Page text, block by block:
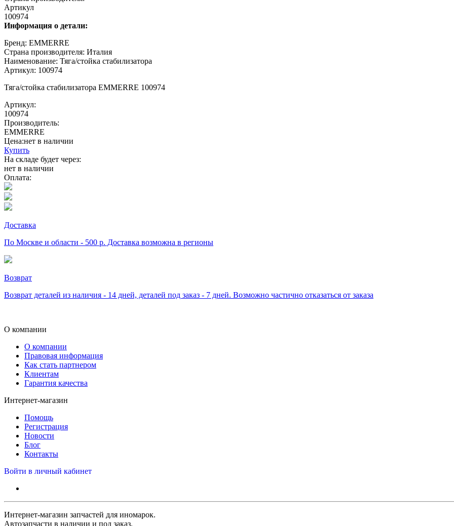
Артикул
100974
Информация о детали:
Бренд: EMMERRE
Страна производителя: Италия
Наименование: Тяга/стойка стабилизатора
Артикул: 100974
Тяга/стойка стабилизатора EMMERRE 100974
Артикул:
100974
Производитель:
EMMERRE
Цена:нет в наличии
Купить
На складе будет через:
нет в наличии
Оплата:
Доставка
По Москве и области - 500 р. Доставка возможна в регионы
Возврат
Возврат деталей из наличия - 14 дней, деталей под заказ - 7 дней. Возможно частично отказаться от заказа
О компании
О компании
Правовая информация
Как стать партнером
Клиентам
Гарантия качества
Интернет-магазин
Помощь
Регистрация
Новости
Блог
Контакты
Войти в личный кабинет
Интернет-магазин запчастей для иномарок.
Автозапчасти в наличии и под заказ.